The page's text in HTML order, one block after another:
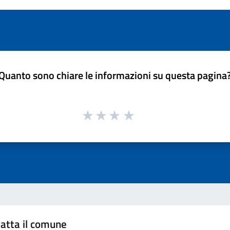
sono chiare le informazioni su questa
il comune